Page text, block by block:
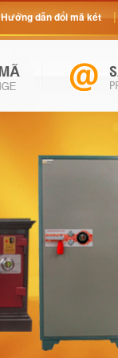
Hướng dẫn đổi mã két